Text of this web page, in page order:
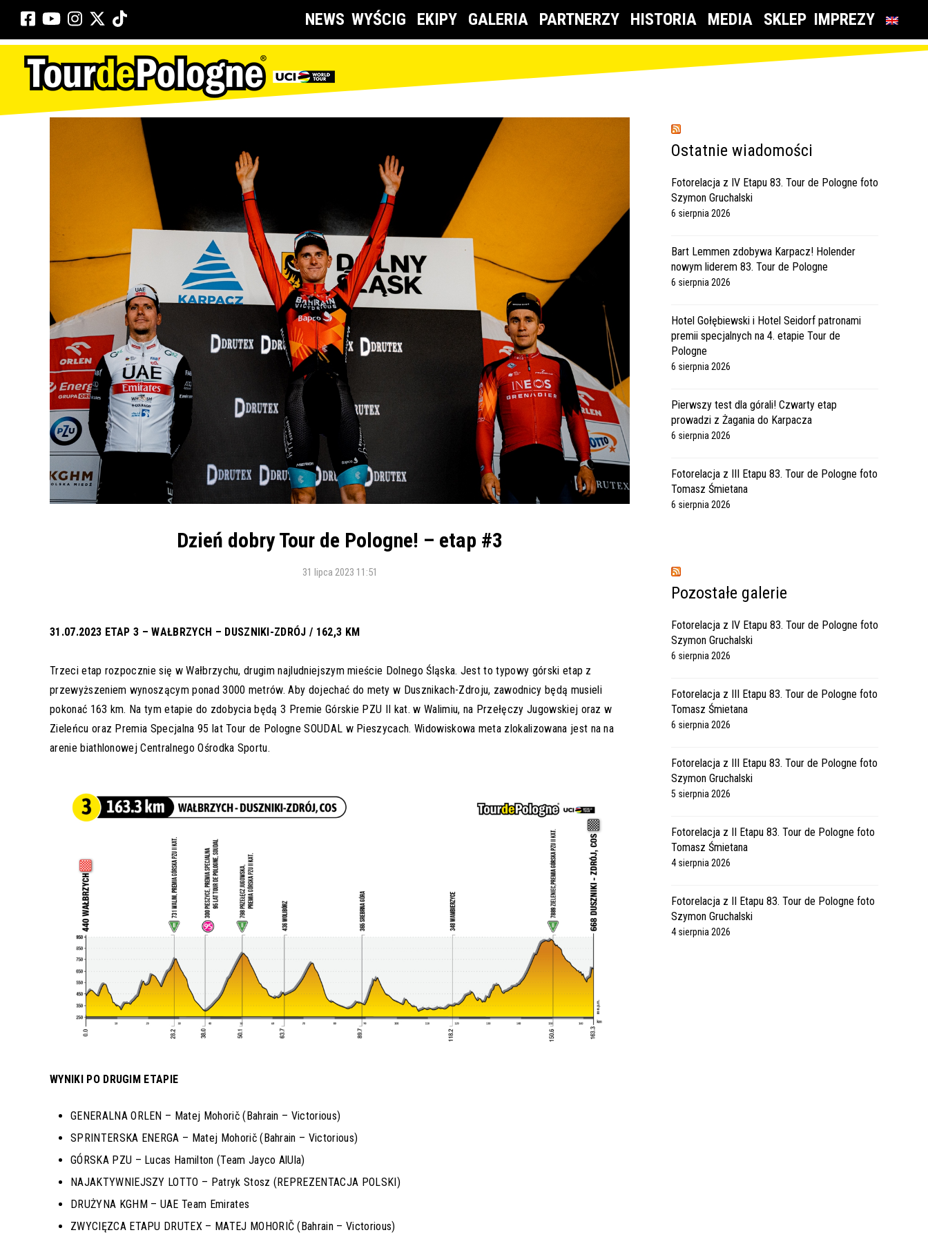
NEWS WYŚCIG EKIPY GALERIA PARTNERZY HISTORIA MEDIA SKLEP IMPREZY
Dzień dobry Tour de Pologne! – etap #3
31 lipca 2023 11:51
31.07.2023 ETAP 3 – WAŁBRZYCH – DUSZNIKI-ZDRÓJ / 162,3 KM
Trzeci etap rozpocznie się w Wałbrzychu, drugim najludniejszym mieście Dolnego Śląska. Jest to typowy górski etap z
przewyższeniem wynoszącym ponad 3000 metrów. Aby dojechać do mety w Dusznikach-Zdroju, zawodnicy będą musieli
pokonać 163 km. Na tym etapie do zdobycia będą 3 Premie Górskie PZU II kat. w Walimiu, na Przełęczy Jugowskiej oraz w
Zieleńcu oraz Premia Specjalna 95 lat Tour de Pologne SOUDAL w Pieszycach. Widowiskowa meta zlokalizowana jest na na
arenie biathlonowej Centralnego Ośrodka Sportu.
WYNIKI PO DRUGIM ETAPIE
GENERALNA ORLEN – Matej Mohorič (Bahrain – Victorious)
SPRINTERSKA ENERGA – Matej Mohorič (Bahrain – Victorious)
GÓRSKA PZU – Lucas Hamilton (Team Jayco AlUla)
NAJAKTYWNIEJSZY LOTTO – Patryk Stosz (REPREZENTACJA POLSKI)
DRUŻYNA KGHM – UAE Team Emirates
ZWYCIĘZCA ETAPU DRUTEX – MATEJ MOHORIČ (Bahrain – Victorious)
Ostatnie wiadomości
Fotorelacja z IV Etapu 83. Tour de Pologne foto
Szymon Gruchalski
6 sierpnia 2026
Bart Lemmen zdobywa Karpacz! Holender
nowym liderem 83. Tour de Pologne
6 sierpnia 2026
Hotel Gołębiewski i Hotel Seidorf patronami
premii specjalnych na 4. etapie Tour de
Pologne
6 sierpnia 2026
Pierwszy test dla górali! Czwarty etap
prowadzi z Żagania do Karpacza
6 sierpnia 2026
Fotorelacja z III Etapu 83. Tour de Pologne foto
Tomasz Śmietana
6 sierpnia 2026
Pozostałe galerie
Fotorelacja z IV Etapu 83. Tour de Pologne foto
Szymon Gruchalski
6 sierpnia 2026
Fotorelacja z III Etapu 83. Tour de Pologne foto
Tomasz Śmietana
6 sierpnia 2026
Fotorelacja z III Etapu 83. Tour de Pologne foto
Szymon Gruchalski
5 sierpnia 2026
Fotorelacja z II Etapu 83. Tour de Pologne foto
Tomasz Śmietana
4 sierpnia 2026
Fotorelacja z II Etapu 83. Tour de Pologne foto
Szymon Gruchalski
4 sierpnia 2026